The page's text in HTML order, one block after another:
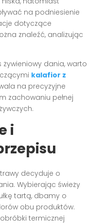
na podniesienie
dotyczące
znaleźć, analizując
żywieniowy dania, warto
kalafior z
na precyzyjne
zachowaniu pełnej
i
decyduje o
Wybierając świeży
tartą, dbamy o
obu produktów.
termicznej